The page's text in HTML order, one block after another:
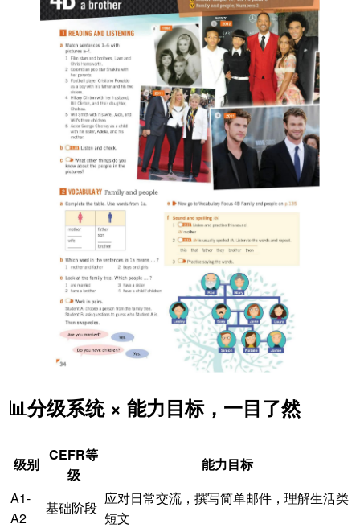
📊分级系统 × 能力目标，一目了然
级别
CEFR等
级
能力目标
A1-
A2
基础阶段
应对日常交流，撰写简单邮件，理解生活类
短文